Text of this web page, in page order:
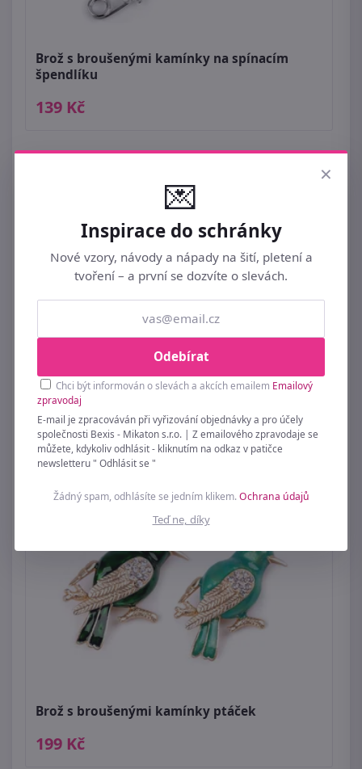
Brož s broušenými kamínky na spínacím
špendlíku
139 Kč
Brož / ozdoba do vlasů saténový květ Ø11 cm
69 Kč
Brož s broušenými kamínky ptáček
199 Kč
×
💌
Inspirace do schránky
Nové vzory, návody a nápady na šití, pletení a
tvoření – a první se dozvíte o slevách.
Odebírat
Chci být informován o slevách a akcích emailem Emailový
zpravodaj
E-mail je zpracováván při vyřizování objednávky a pro účely
společnosti Bexis - Mikaton s.r.o. | Z emailového zpravodaje se
můžete, kdykoliv odhlásit - kliknutím na odkaz v patičce
newsletteru " Odhlásit se "
Žádný spam, odhlásíte se jedním klikem.Ochrana údajů
Teď ne, díky